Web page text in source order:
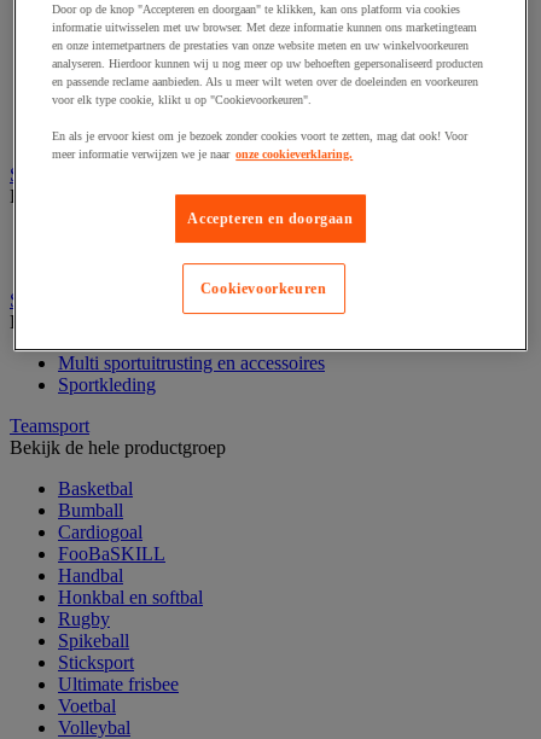
Fietsen
Hiken en kamperen
Klimsport
Ochtendgymnastiek
Oriëntering
Precisiesport
Sportbenodigdheden voor buiten
Bekijk de hele productgroep
Balstopnet en accessoires
Markering van grasoppervlakken
Sportkleding en accessoires
Bekijk de hele productgroep
Multi sportuitrusting en accessoires
Sportkleding
Teamsport
Bekijk de hele productgroep
Basketbal
Bumball
Cardiogoal
FooBaSKILL
Handbal
Honkbal en softbal
Rugby
Spikeball
Sticksport
Ultimate frisbee
Voetbal
Volleybal
Door op de knop "Accepteren en doorgaan" te klikken, kan ons platform via cookies
informatie uitwisselen met uw browser. Met deze informatie kunnen ons marketingteam
en onze internetpartners de prestaties van onze website meten en uw winkelvoorkeuren
analyseren. Hierdoor kunnen wij u nog meer op uw behoeften gepersonaliseerd producten
en passende reclame aanbieden. Als u meer wilt weten over de doeleinden en voorkeuren
voor elk type cookie, klikt u op "Cookievoorkeuren".
En als je ervoor kiest om je bezoek zonder cookies voort te zetten, mag dat ook! Voor
meer informatie verwijzen we je naar onze cookieverklaring.
Accepteren en doorgaan
Cookievoorkeuren